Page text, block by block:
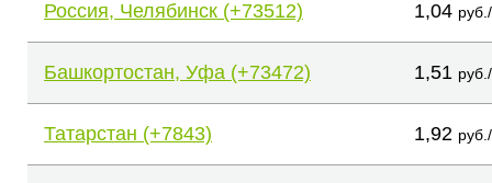
Россия, Челябинск (+73512) 1,04
Башкортостан, Уфа (+73472) 1,51
Татарстан (+7843) 1,92